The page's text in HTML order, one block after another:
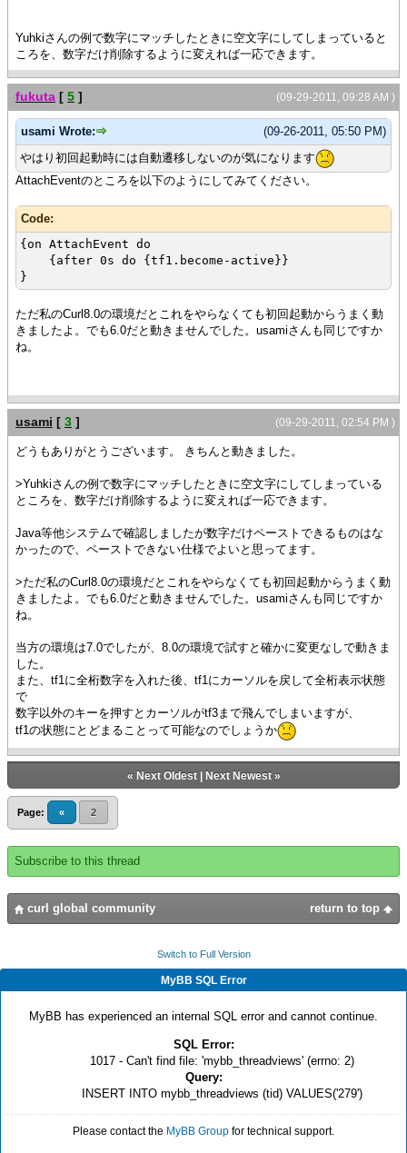
width = 60pt,
max-chars = 10,
{splice arg}
}
}
{HBox tf1,tf2,tf3,tf4,tf5}
Yuhkiさんの例で数字にマッチしたときに空文字にしてしまっていると
ころを、数字だけ削除するように変えれば一応できます。
(09-29-2011, 09:28 AM )
fukuta [ 5 ]
(09-26-2011, 05:50 PM)
usami Wrote:
やはり初回起動時には自動遷移しないのが気になります
AttachEventのところを以下のようにしてみてください。
Code:
{on AttachEvent do
{after 0s do {tf1.become-active}}
}
ただ私のCurl8.0の環境だとこれをやらなくても初回起動からうまく動
きましたよ。でも6.0だと動きませんでした。usamiさんも同じですか
ね。
(09-29-2011, 02:54 PM )
usami [ 3 ]
どうもありがとうございます。 きちんと動きました。
>Yuhkiさんの例で数字にマッチしたときに空文字にしてしまっている
ところを、数字だけ削除するように変えれば一応できます。
Java等他システムで確認しましたが数字だけペーストできるものはな
かったので、ペーストできない仕様でよいと思ってます。
>ただ私のCurl8.0の環境だとこれをやらなくても初回起動からうまく動
きましたよ。でも6.0だと動きませんでした。usamiさんも同じですか
ね。
当方の環境は7.0でしたが、8.0の環境で試すと確かに変更なしで動きま
した。
また、tf1に全桁数字を入れた後、tf1にカーソルを戻して全桁表示状態
で
数字以外のキーを押すとカーソルがtf3まで飛んでしまいますが、
tf1の状態にとどまることって可能なのでしょうか
« Next Oldest| Next Newest»
Page: « 2
Subscribe to this thread
return to top
curl global community
Switch to Full Version
MyBB SQL Error
MyBB has experienced an internal SQL error and cannot continue.
SQL Error:
1017 - Can't find file: 'mybb_threadviews' (errno: 2)
Query:
INSERT INTO mybb_threadviews (tid) VALUES('279')
Please contact the MyBB Group for technical support.